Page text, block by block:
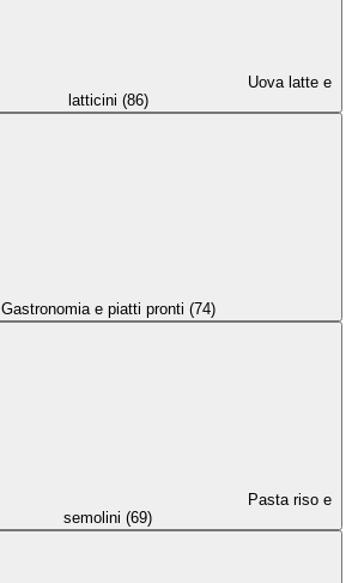
Uova latte e
latticini (86)
Gastronomia e piatti pronti (74)
Pasta riso e
semolini (69)